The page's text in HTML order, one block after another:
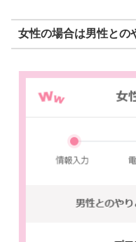
女性の場合は男性との